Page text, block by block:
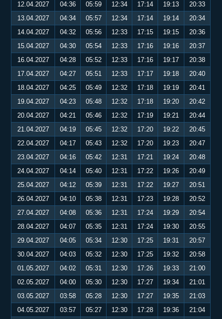
12.04.2027 04:36 05:59 12:34 17:14 19:13
20:33
13.04.2027
04:34 05:57 12:34 17:14 19:14
20:34
14.04.2027
04:32 05:56 12:33 17:15 19:15
20:36
15.04.2027
04:30 05:54 12:33 17:16 19:16
20:37
16.04.2027
04:28 05:52 12:33 17:16 19:17
20:38
17.04.2027
04:27 05:51 12:33 17:17 19:18
20:40
18.04.2027
04:25 05:49 12:32 17:18 19:19
20:41
19.04.2027
04:23 05:48 12:32 17:18 19:20
20:42
20.04.2027
04:21 05:46 12:32 17:19 19:21
20:44
21.04.2027
04:19 05:45 12:32 17:20 19:22
20:45
22.04.2027
04:17 05:43 12:32 17:20 19:23
20:47
23.04.2027
04:16 05:42 12:31 17:21 19:24
20:48
24.04.2027
04:14 05:40 12:31 17:22 19:26
20:49
25.04.2027
04:12 05:39 12:31 17:22 19:27
20:51
26.04.2027
04:10 05:38 12:31 17:23 19:28
20:52
27.04.2027
04:08 05:36 12:31 17:24 19:29
20:54
28.04.2027
04:07 05:35 12:31 17:24 19:30
20:55
29.04.2027
04:05 05:34 12:30 17:25 19:31
20:57
30.04.2027
04:03 05:32 12:30 17:25 19:32
20:58
01.05.2027
04:02 05:31 12:30 17:26 19:33
21:00
02.05.2027
04:00 05:30 12:30 17:27 19:34
21:01
03.05.2027
03:58 05:28 12:30 17:27 19:35
21:03
04.05.2027
03:57 05:27 12:30 17:28 19:36
21:04